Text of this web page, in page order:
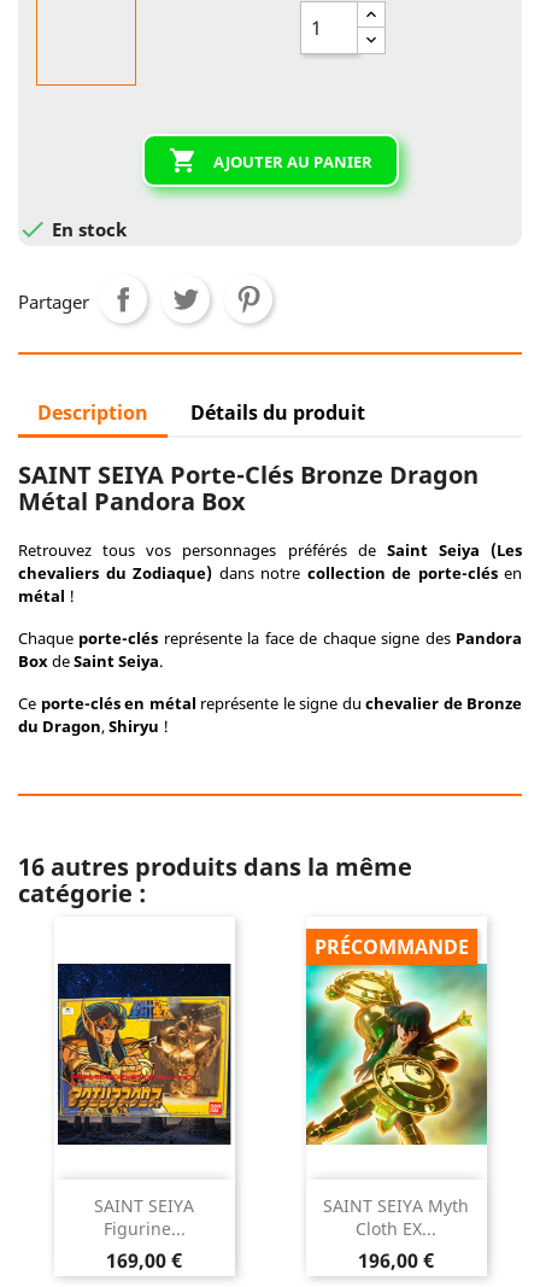
 AJOUTER AU PANIER
 En stock
Partager
Description Détails du produit
SAINT SEIYA Porte-Clés Bronze Dragon
Métal Pandora Box
Retrouvez tous vos personnages préférés de Saint Seiya (Les
chevaliers du Zodiaque) dans notre collection de porte-clésen
métal !
Chaque porte-clés représente la face de chaque signe des Pandora
BoxdeSaint Seiya.
Ce porte-clés en métal représente le signe du chevalier de Bronze
du Dragon,Shiryu !
16 autres produits dans la même
catégorie :
SAINT SEIYA
Figurine...
Prix
169,00 €
SAINT SEIYA Myth
Cloth EX...
Prix
196,00 €
PRÉCOMMANDE